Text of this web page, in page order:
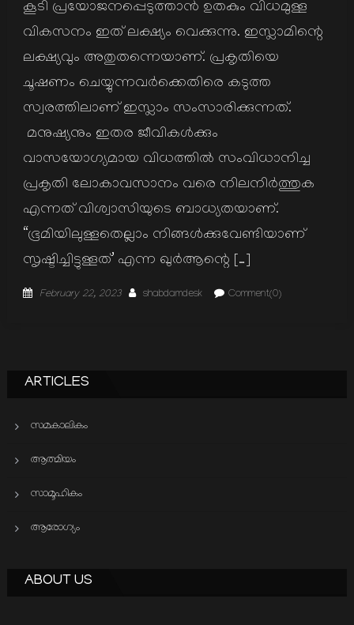
കൂടി പ്രയോജനപ്പെടുത്താൻ ഉതകും വിധമുള്ള
വികസനം ഇത് ലക്ഷ്യം വെക്കുന്നു. ഇസ്ലാമിന്റെ
ലക്ഷ്യവും അതുതന്നെയാണ്. പ്രകൃതിയെ
ചൂഷണം ചെയ്യുന്നവർക്കെതിരെ കടുത്ത
സ്വരത്തിലാണ് ഇസ്ലാം സംസാരിക്കുന്നത്.
മനുഷ്യനും ഇതര ജീവികൾക്കും
വാസയോഗ്യമായ വിധത്തിൽ സംവിധാനിച്ച
പ്രകൃതി ലോകാവസാനം വരെ നിലനിർത്തുക
എന്നത് വിശ്വാസിയുടെ ബാധ്യതയാണ്.
“ഭൂമിയിലുള്ളതെല്ലാം നിങ്ങൾക്കുവേണ്ടിയാണ്
സൃഷ്ടിച്ചിട്ടുള്ളത്’ എന്ന ഖുർആന്റെ […]
Posted
February 22, 2023 Author
shabdamdesk Comment(0)
ARTICLES
സമകാലികം
ആത്മിയം
സാമൂഹികം
ആരോഗ്യം
ABOUT US